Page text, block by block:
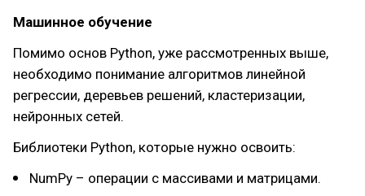
Машинное обучение
Помимо основ Python, уже рассмотренных выше,
необходимо понимание алгоритмов линейной
регрессии, деревьев решений, кластеризации,
нейронных сетей.
Библиотеки Python, которые нужно освоить:
NumPy – операции с массивами и матрицами.